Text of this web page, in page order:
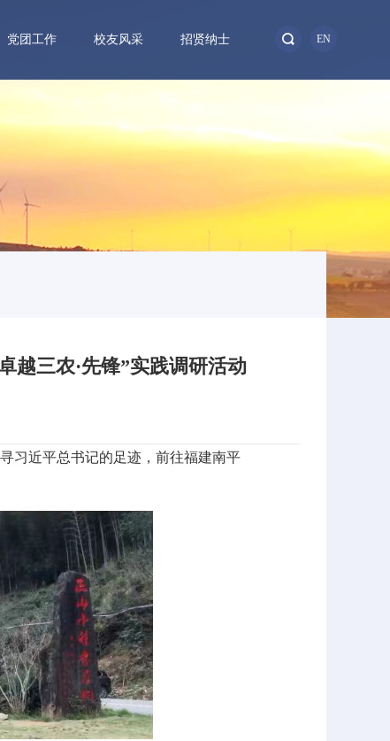
党团工作 校友风采 招贤纳士 EN
越三农·先锋”实践调研活动
习近平总书记的足迹，前往福建南平